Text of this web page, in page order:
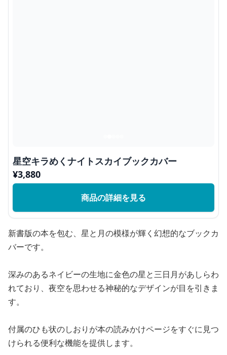
星空キラめくナイトスカイブックカバー
¥3,880
商品の詳細を見る
新書版の本を包む、星と月の模様が輝く幻想的なブックカ
バーです。
深みのあるネイビーの生地に金色の星と三日月があしらわ
れており、夜空を思わせる神秘的なデザインが目を引きま
す。
付属のひも状のしおりが本の読みかけページをすぐに見つ
けられる便利な機能を提供します。